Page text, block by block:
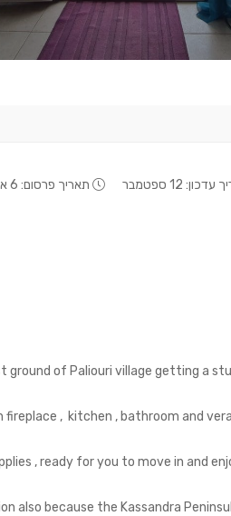
12 ספטמבר תאריך פרסום: 6 אוגוסט
of Paliouri village getting a
fireplace , kitchen , bathroom and
, ready for you to move in and
also because the Kassandra